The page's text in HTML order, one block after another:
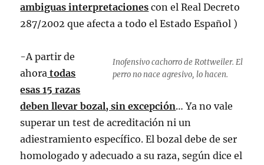
ambiguas interpretaciones con el Real Decreto
287/2002 que afecta a todo el Estado Español )
Inofensivo cachorro de Rottweiler. El
perro no nace agresivo, lo hacen.
-A partir de
ahora todas
esas 15 razas
deben llevar bozal, sin excepción… Ya no vale
superar un test de acreditación ni un
adiestramiento específico. El bozal debe de ser
homologado y adecuado a su raza, según dice el